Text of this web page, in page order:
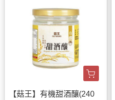
【菇王】有機甜酒釀(240